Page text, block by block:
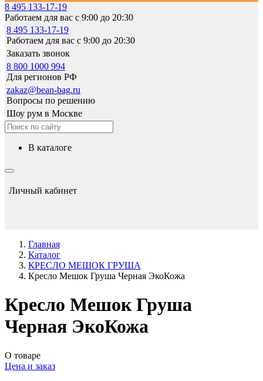
8 495 133-17-19
Работаем для вас с 9:00 до 20:30
8 495 133-17-19
Работаем для вас с 9:00 до 20:30
Заказать звонок
8 800 1000 994
Для регионов РФ
zakaz@bean-bag.ru
Вопросы по решению
Шоу рум в Москве
в каталоге
Личный кабинет
Главная
Каталог
КРЕСЛО МЕШОК ГРУША
Кресло Мешок Груша Черная ЭкоКожа
Кресло Мешок Груша
Черная ЭкоКожа
О товаре
Цена и заказ